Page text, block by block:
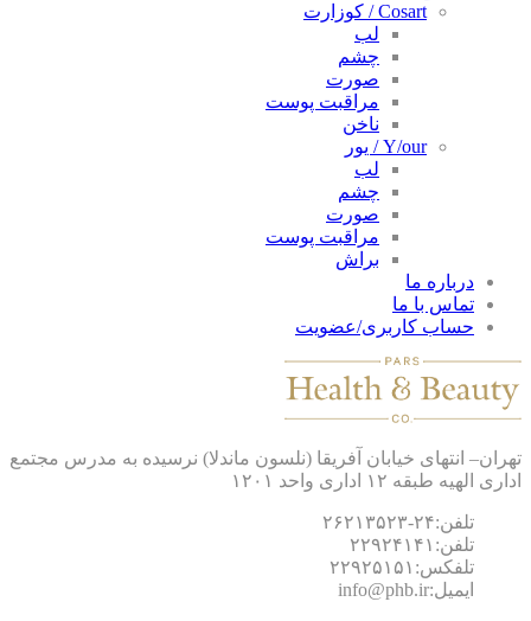
Cosart / کوزارت
لب
چشم
صورت
مراقبت پوست
ناخن
Y/our / یور
لب
چشم
صورت
مراقبت پوست
براش
درباره ما
تماس با ما
حساب کاربری/عضویت
انتهای خیابان آفریقا (نلسون ماندلا) نرسیده به مدرس مجتمع
الهیه طبقه ۱۲ اداری واحد ۱۲۰۱
تلفن:۲۴-۲۶۲۱۳۵۲۳
تلفن:۲۲۹۲۴۱۴۱
تلفکس:۲۲۹۲۵۱۵۱
ایمیل:info@phb.ir